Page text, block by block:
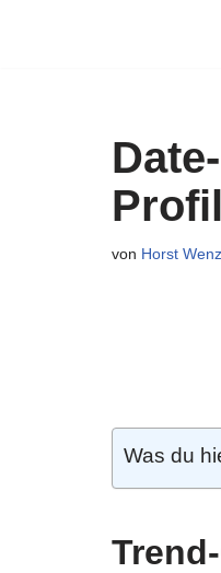
von Horst
Was du